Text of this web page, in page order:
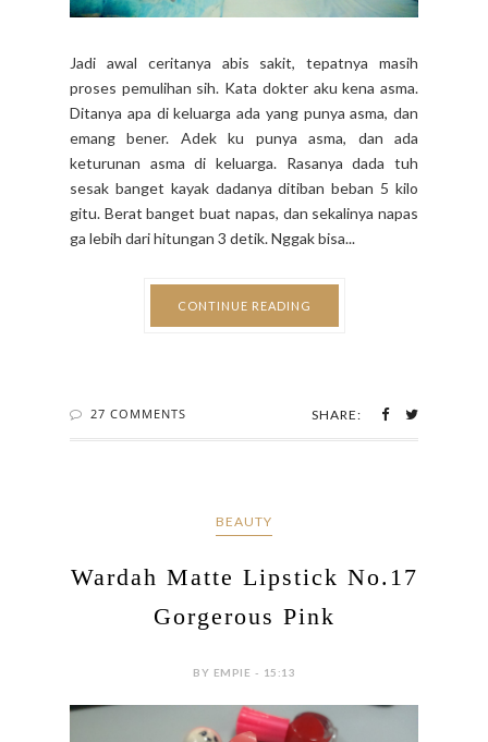
Jadi awal ceritanya abis sakit, tepatnya masih
proses pemulihan sih. Kata dokter aku kena asma.
Ditanya apa di keluarga ada yang punya asma, dan
emang bener. Adek ku punya asma, dan ada
keturunan asma di keluarga. Rasanya dada tuh
sesak banget kayak dadanya ditiban beban 5 kilo
gitu. Berat banget buat napas, dan sekalinya napas
ga lebih dari hitungan 3 detik. Nggak bisa...
CONTINUE READING
27 COMMENTS SHARE:
BEAUTY
Wardah Matte Lipstick No.17
Gorgerous Pink
BY EMPIE - 15:13